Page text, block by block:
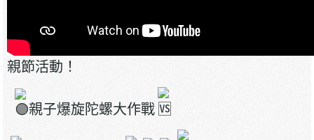
父親節
培華親子活動， 致敬全能爸爸
藉此父親節，我校特意推出《我的超級英雄》父
親節活動！
親子爆旋陀螺大作戰